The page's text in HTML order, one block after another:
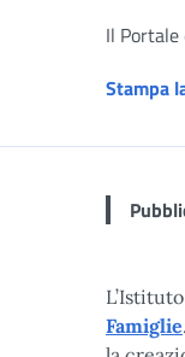
Il
Stampa
Famiglie